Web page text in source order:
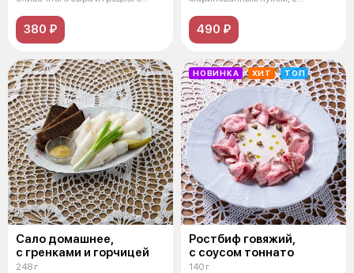
380 ₽ 490 ₽
Сало домашнее,
с гренками и горчицей
248 г
НОВИНКА ХИТ ТОП
Ростбиф говяжий,
с соусом тоннато
140 г